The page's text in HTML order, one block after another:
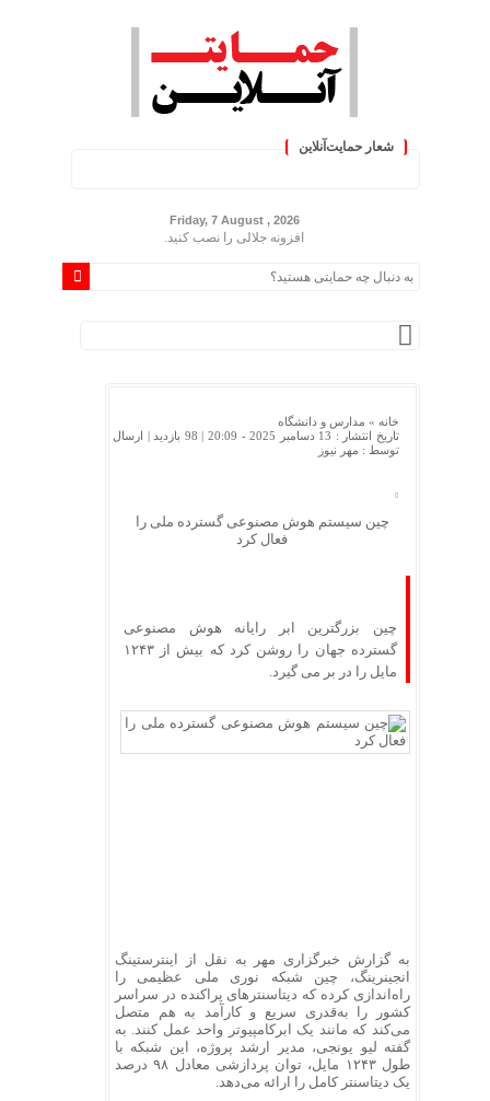
شعار حمایت‌آنلاین
Friday, 7 August , 2026
افزونه جلالی را نصب کنید.
خانه » مدارس و دانشگاه
تاریخ انتشار : 13 دسامبر 2025 - 20:09 |
98 بازدید
| ارسال
توسط : مهر نیوز
چین سیستم هوش مصنوعی گسترده ملی را
فعال کرد
چین بزرگترین ابر رایانه هوش مصنوعی
گسترده جهان را روشن کرد که بیش از ۱۲۴۳
مایل را در بر می گیرد.
به گزارش خبرگزاری مهر به نقل از
اینترستینگ
انجینرینگ، چین شبکه نوری ملی عظیمی را
راه‌اندازی کرده که دیتاسنترهای پراکنده در سراسر
کشور را به‌قدری سریع و کارآمد به هم متصل
می‌کند که مانند یک ابرکامپیوتر واحد عمل کنند. به
گفته لیو یونجی، مدیر ارشد پروژه، این شبکه با
طول ۱۲۴۳ مایل، توان پردازشی معادل ۹۸ درصد
یک دیتاسنتر کامل را ارائه می‌دهد.